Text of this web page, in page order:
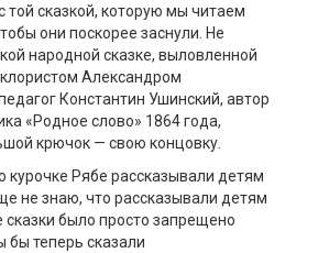
той сказкой, которую мы читаем
они поскорее заснули. Не
народной сказке, выловленной
Александром
Константин Ушинский, автор
«Родное слово» 1864 года,
крючок — свою концовку.
курочке Рябе рассказывали детям
не знаю, что рассказывали детям
сказки было просто запрещено
бы теперь сказали